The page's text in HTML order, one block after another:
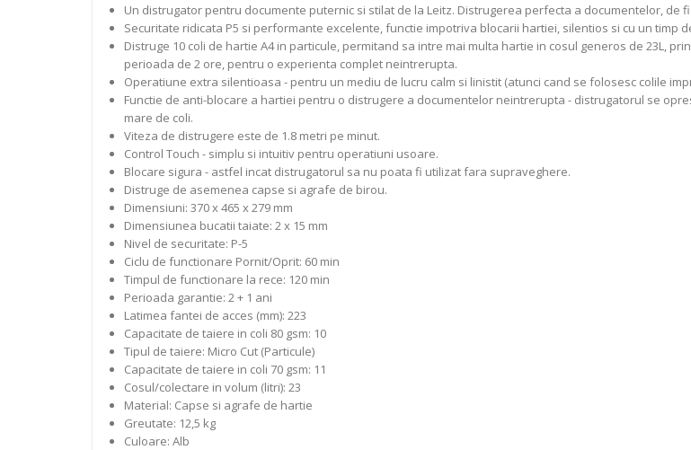
Un distrugator pentru documente puternic si stilat de la Leitz. Distrugerea perfecta a documentelor, de
Securitate ridicata P5 si performante excelente, functie impotriva blocarii hartiei, silentios si cu un timp
Distruge 10 coli de hartie A4 in particule, permitand sa intre mai multa hartie in cosul generos de 23L,
perioada de 2 ore, pentru o experienta complet neintrerupta.
Operatiune extra silentioasa - pentru un mediu de lucru calm si linistit (atunci cand se folosesc colile
Functie de anti-blocare a hartiei pentru o distrugere a documentelor neintrerupta - distrugatorul se
mare de coli.
Viteza de distrugere este de 1.8 metri pe minut.
Control Touch - simplu si intuitiv pentru operatiuni usoare.
Blocare sigura - astfel incat distrugatorul sa nu poata fi utilizat fara supraveghere.
Distruge de asemenea capse si agrafe de birou.
Dimensiuni: 370 x 465 x 279 mm
Dimensiunea bucatii taiate: 2 x 15 mm
Nivel de securitate: P-5
Ciclu de functionare Pornit/Oprit: 60 min
Timpul de functionare la rece: 120 min
Perioada garantie: 2 + 1 ani
Latimea fantei de acces (mm): 223
Capacitate de taiere in coli 80 gsm: 10
Tipul de taiere: Micro Cut (Particule)
Capacitate de taiere in coli 70 gsm: 11
Cosul/colectare in volum (litri): 23
Material: Capse si agrafe de hartie
Greutate: 12,5 kg
Culoare: Alb